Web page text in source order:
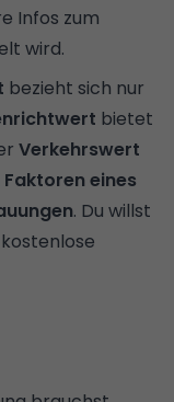
Infos zum
wird.
bezieht sich nur
bietet
Verkehrswert
eines
. Du willst
kostenlose